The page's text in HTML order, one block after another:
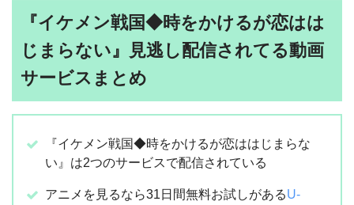
『イケメン戦国◆時をかけるが恋はは
じまらない』見逃し配信されてる動画
サービスまとめ
『イケメン戦国◆時をかけるが恋ははじまらな
い』は2つのサービスで配信されている
アニメを見るなら31日間無料お試しがあるU-